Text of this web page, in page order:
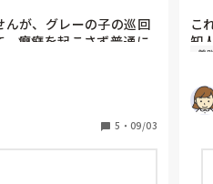
と大泣き。暴れる。
ことができなくなって
ります。
い，崩れてしまっていま
やってしまっていいの
けれど少しでも彼の成長
！
が、グレーの子の巡回
癇癪を起こさず普通に
面をわざとに作ること
5 ・ 09/03
こ
知
今
着